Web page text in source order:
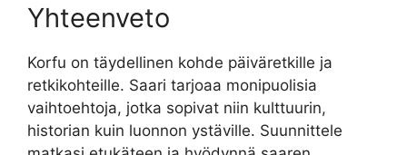
Yhteenveto
Korfu on täydellinen kohde päiväretkille ja
retkikohteille. Saari tarjoaa monipuolisia
vaihtoehtoja, jotka sopivat niin kulttuurin,
historian kuin luonnon ystäville. Suunnittele